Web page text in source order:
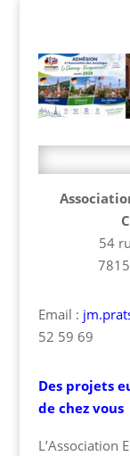
54
Email :
52 59 69
Des projets
de chez vous
L’Association